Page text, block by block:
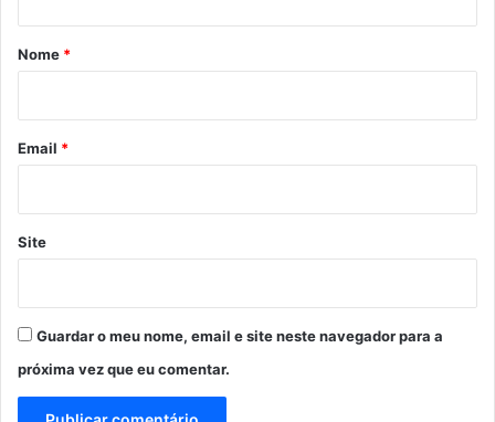
r
*
Nome *
Email *
Site
Guardar o meu nome, email e site neste navegador para a
próxima vez que eu comentar.